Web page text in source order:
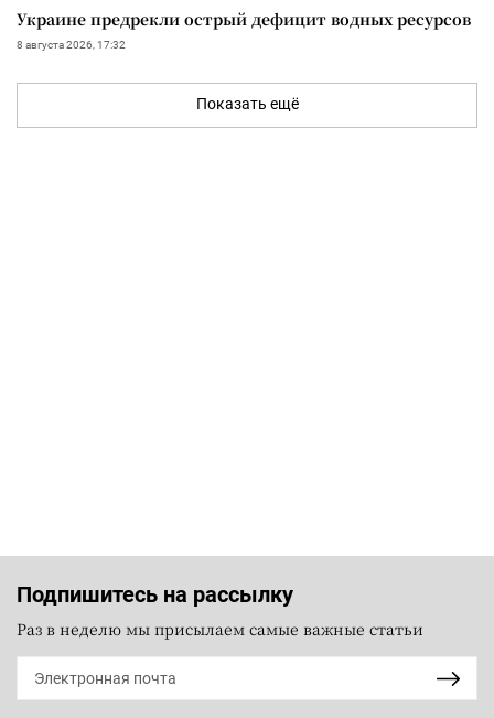
Украине предрекли острый дефицит водных ресурсов
8 августа 2026, 17:32
Показать ещё
Подпишитесь на рассылку
Раз в неделю мы присылаем самые важные статьи